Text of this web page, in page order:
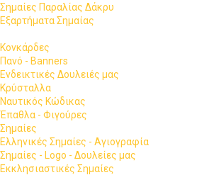
Σημαίες Παραλίας Δάκρυ
Εξαρτήματα Σημαίας
Κονκάρδες
Πανό - Banners
Ενδεικτικές Δουλειές μας
Κρύσταλλα
Ναυτικός Κώδικας
Έπαθλα - Φιγούρες
Σημαίες
Ελληνικές Σημαίες - Αγιογραφία
Σημαίες - Logo - Δουλείες μας
Εκκλησιαστικές Σημαίες